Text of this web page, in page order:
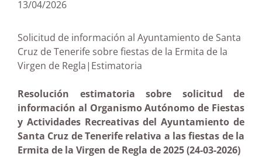
13/04/2026
Solicitud de información al Ayuntamiento de Santa
Cruz de Tenerife sobre fiestas de la Ermita de la
Virgen de Regla|Estimatoria
Resolución estimatoria sobre solicitud de
información al Organismo Autónomo de Fiestas
y Actividades Recreativas del Ayuntamiento de
Santa Cruz de Tenerife relativa a las fiestas de la
Ermita de la Virgen de Regla de 2025 (24-03-2026)